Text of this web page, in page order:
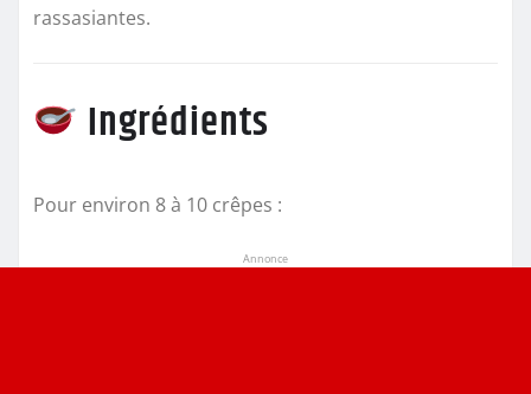
rassasiantes.
Ingrédients
Pour environ 8 à 10 crêpes :
Annonce